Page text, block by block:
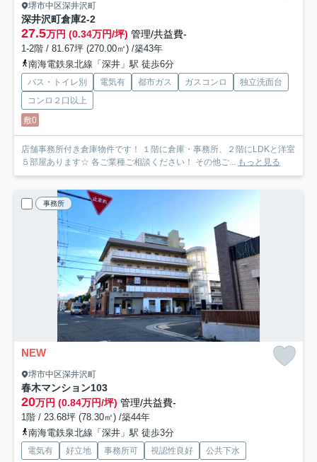
堺市中区深井沢町
深井沢町倉庫2-2
27.5万円 (0.34万円/坪) 管理/共益費-
1-2階 / 81.67坪 (270.00㎡) /築43年
南海電鉄泉北線「深井」駅 徒歩6分
バス・トイレ別 電気有 都市ガス ガスコンロ
独立洗面台
コンロ２口以上
敷0
店舗事務所付き倉庫物件です！ １階に倉庫・事務所、２階にLDKと洋室
５部屋あります☆ 各ご業種ご相談ください！ その他ご... もっと見る
事務所
NEW
堺市中区深井沢町
春木マンション103
20万円 (0.84万円/坪) 管理/共益費-
1階 / 23.68坪 (78.30㎡) /築44年
南海電鉄泉北線「深井」駅 徒歩3分
電気有 好立地 事務所可 視認性良好 公共下水